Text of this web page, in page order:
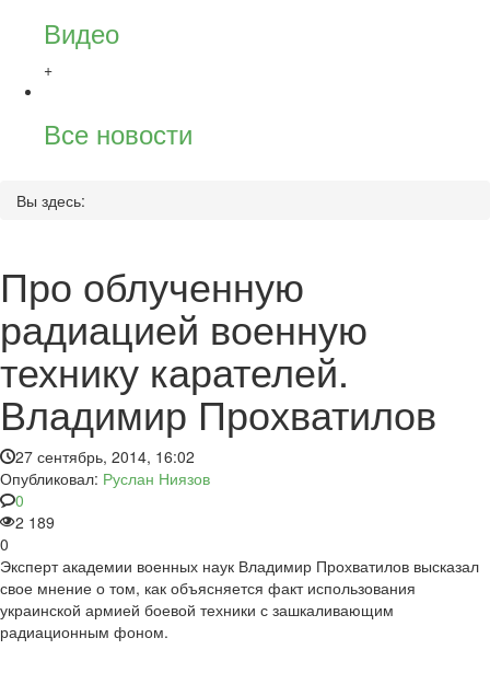
Видео
+
Все новости
Вы здесь:
Про облученную
радиацией военную
технику карателей.
Владимир Прохватилов
27 сентябрь, 2014, 16:02
Опубликовал: Руслан Ниязов
0
2 189
0
Эксперт академии военных наук Владимир Прохватилов высказал
свое мнение о том, как объясняется факт использования
украинской армией боевой техники с зашкаливающим
радиационным фоном.